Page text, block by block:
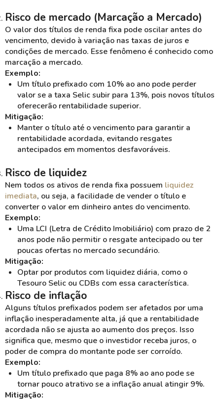
Risco de mercado (Marcação a Mercado)
O valor dos títulos de renda fixa pode oscilar antes do
vencimento, devido à variação nas taxas de juros e
condições de mercado. Esse fenômeno é conhecido como
marcação a mercado.
Exemplo:
Um título prefixado com 10% ao ano pode perder
valor se a taxa Selic subir para 13%, pois novos títulos
oferecerão rentabilidade superior.
Mitigação:
Manter o título até o vencimento para garantir a
rentabilidade acordada, evitando resgates
antecipados em momentos desfavoráveis.
Risco de liquidez
Nem todos os ativos de renda fixa possuem liquidez
imediata, ou seja, a facilidade de vender o título e
converter o valor em dinheiro antes do vencimento.
Exemplo:
Uma LCI (Letra de Crédito Imobiliário) com prazo de 2
anos pode não permitir o resgate antecipado ou ter
poucas ofertas no mercado secundário.
Mitigação:
Optar por produtos com liquidez diária, como o
Tesouro Selic ou CDBs com essa característica.
Risco de inflação
Alguns títulos prefixados podem ser afetados por uma
inflação inesperadamente alta, já que a rentabilidade
acordada não se ajusta ao aumento dos preços. Isso
significa que, mesmo que o investidor receba juros, o
poder de compra do montante pode ser corroído.
Exemplo:
Um título prefixado que paga 8% ao ano pode se
tornar pouco atrativo se a inflação anual atingir 9%.
Mitigação: